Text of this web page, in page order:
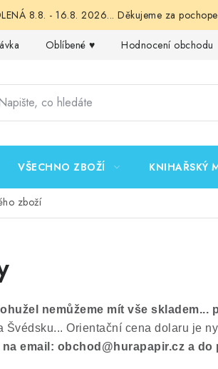
8.8. - 16.8. 2026... Děkujeme za
Oblíbené ♥️ Hodnocení obchodu
VŠECHNO ZBOŽÍ KNIHAŘSKÝ
zboží
nemůžeme mít vše
Švédsku... Orientační cena dolaru je
email: obchod@hurapapir.cz a